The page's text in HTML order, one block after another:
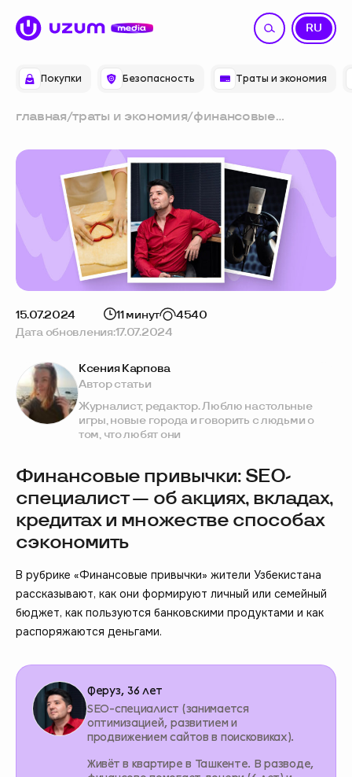
Покупки Безопасность Траты и экономия
RU
UZ
главная/траты и экономия/финансовые
специалист — об
акциях, вкладах,
кредитах и
множестве способах
сэкономить
15.07.2024 11 минут
4540
Дата обновления:17.07.2024
Финансовые привычки: SEO-
специалист — об акциях, вкладах,
кредитах и множестве способах
сэкономить
В рубрике «Финансовые привычки» жители Узбекистана
рассказывают, как они формируют личный или семейный
бюджет, как пользуются банковскими продуктами и как
распоряжаются деньгами.
Феруз, 36 лет
SEO-специалист (занимается
оптимизацией, развитием и
продвижением сайтов в поисковиках).
Живёт в квартире в Ташкенте. В разводе,
Ксения Карпова
Автор статьи
Журналист, редактор. Люблю настольные
игры, новые города и говорить с людьми о
том, что любят они